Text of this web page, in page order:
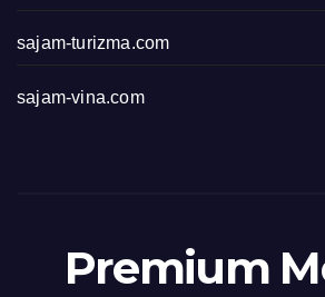
sajam-turizma.com
sajam-vina.com
Premium